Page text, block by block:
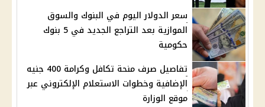
سعر الدولار اليوم في البنوك والسوق
الموازية بعد التراجع الجديد في 5 بنوك
حكومية
تفاصيل صرف منحة تكافل وكرامة 400 جنيه
الإضافية وخطوات الاستعلام الإلكتروني عبر
موقع الوزارة